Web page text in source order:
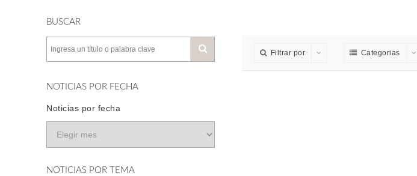
BUSCAR
NOTICIAS POR FECHA
Noticias por fecha
NOTICIAS POR TEMA
Filtrar por Categorias